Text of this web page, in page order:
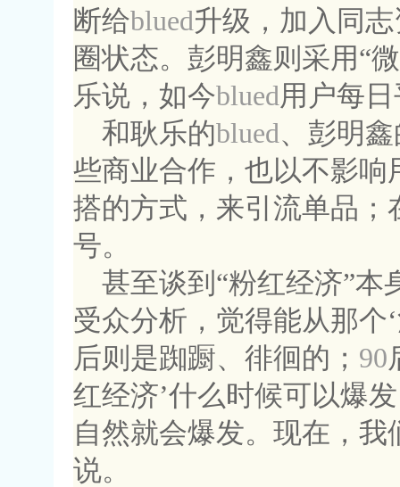
断给blued升级，加入同
圈状态。彭明鑫则采用“
乐说，如今blued用户每
和耿乐的blued、彭明
些商业合作，也以不影
搭的方式，来引流单品
号。
甚至谈到“粉红经济”本
受众分析，觉得能从那个
后则是踟蹰、徘徊的； 90
红经济’什么时候可以爆
自然就会爆发。现在，
说。